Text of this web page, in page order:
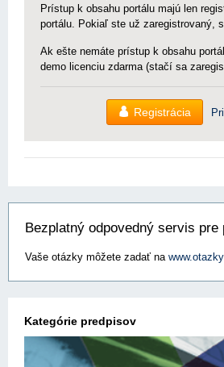
Prístup k obsahu portálu majú len
portálu. Pokiaľ ste už zaregistrovaný,
Ak ešte nemáte prístup k obsahu
demo licenciu zdarma (stačí sa
Registrácia
Bezplatný odpovedný servis pre
Vaše otázky môžete zadať na
Kategórie predpisov